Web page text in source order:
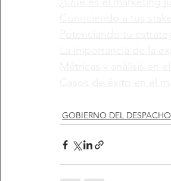
GOBIERNO DEL DESPACHO